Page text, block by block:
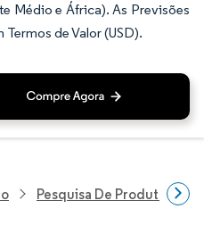
Médio e África). As Previsões
de Valor (USD).
Pesquisa De Produtos